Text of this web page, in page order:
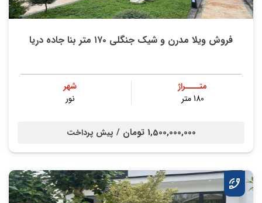
فروش ویلا مدرن و شیک جنگلی ۱۷۰ متر بنا جاده دریا
متــــراژ
180 متر
شهر
نور
1,500,000,000 تومان / پیش پرداخت